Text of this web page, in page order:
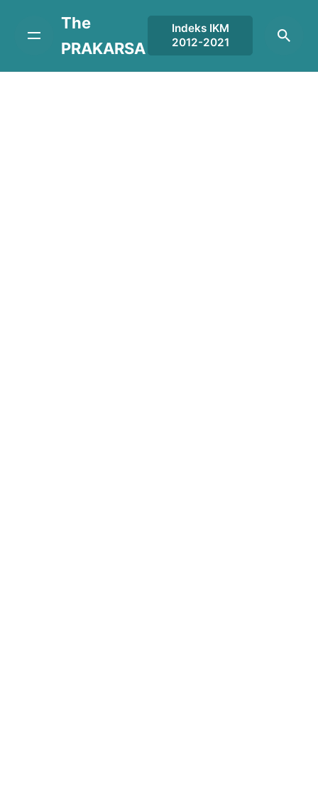
content
The
PRAKARSA
Indeks IKM
2012-2021